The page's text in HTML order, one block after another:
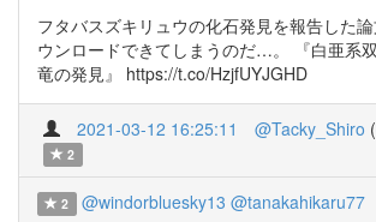
フタバスズキリュウの化石発見を報告した
ウンロードできてしまうのだ…。 『白亜系
竜の発見』 https://t.co/HzjfUYJGHD
2021-03-12 16:25:11 @Tacky_Shiro (
2
2 @windorbluesky13 @tanakahikaru77